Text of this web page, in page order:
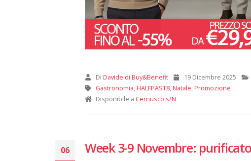
Di Davide di Buy&Benefit 19 Dicembre 2025
Gastronomia,HALFPAST8,Natale,Promozione
Disponibile a Cernusco s/N
06 Week 3-9 Novembre: